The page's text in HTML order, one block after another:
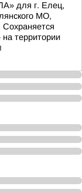
для г. Елец,
МО,
Сохраняется
территории